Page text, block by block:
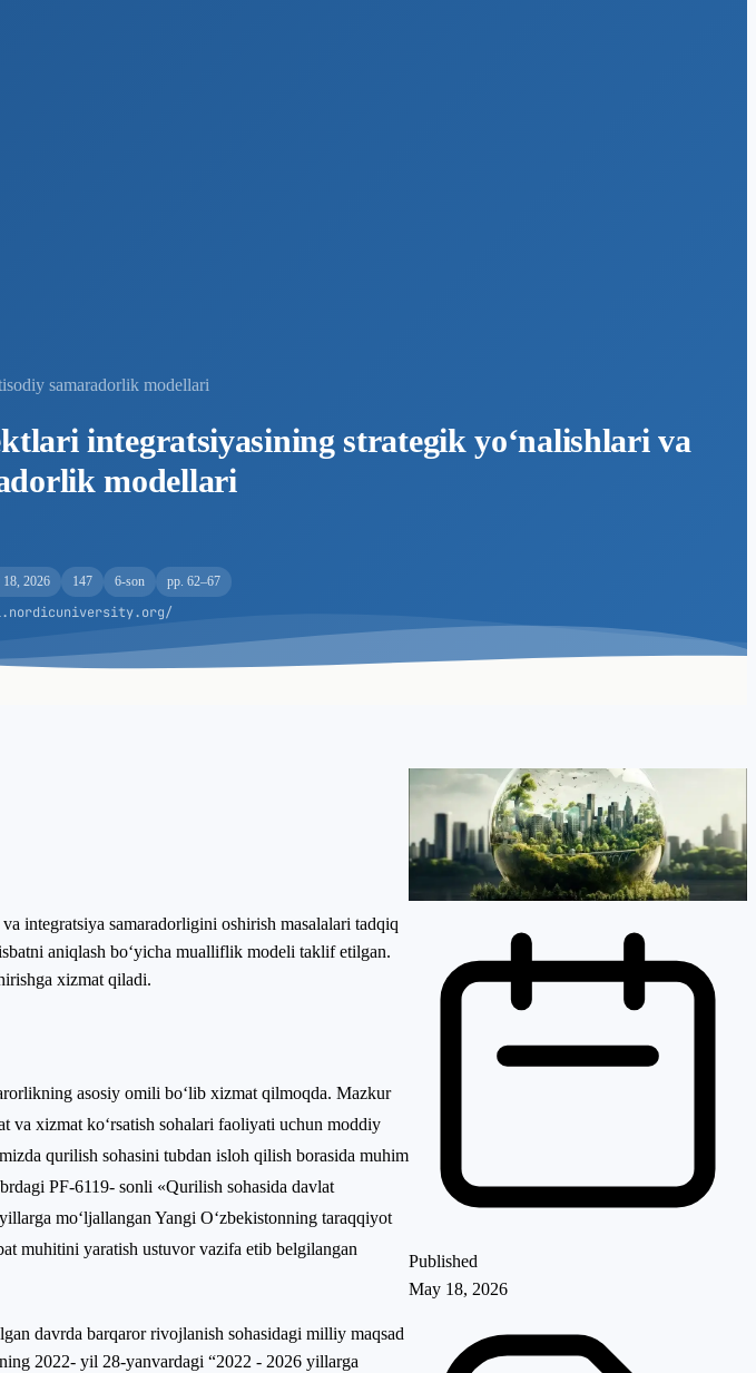
samaradorlik modellari
integratsiyasining strategik yo‘nalishlari va
modellari
2026 147 6-son pp. 62–67
integratsiya samaradorligini oshirish masalalari tadqiq
aniqlash bo‘yicha mualliflik modeli taklif etilgan.
xizmat qiladi.
asosiy omili bo‘lib xizmat qilmoqda. Mazkur
va xizmat ko‘rsatish sohalari faoliyati uchun moddiy
qurilish sohasini tubdan isloh qilish borasida muhim
PF-6119- sonli «Qurilish sohasida davlat
mo‘ljallangan Yangi O‘zbekistonning taraqqiyot
muhitini yaratish ustuvor vazifa etib belgilangan
davrda barqaror rivojlanish sohasidagi milliy maqsad
2022- yil 28-yanvardagi “2022 - 2026 yillarga
Published
May 18, 2026